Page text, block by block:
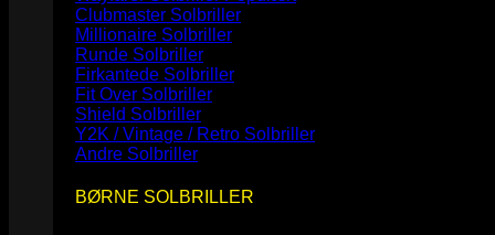
Clubmaster Solbriller
Millionaire Solbriller
Runde Solbriller
Firkantede Solbriller
Fit Over Solbriller
Shield Solbriller
Y2K / Vintage / Retro Solbriller
Andre Solbriller
BØRNE SOLBRILLER